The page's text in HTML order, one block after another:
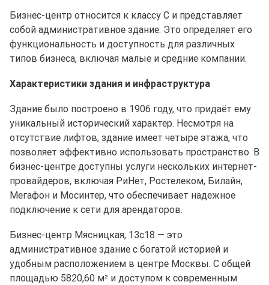
Бизнес-центр относится к классу C и представляет
собой административное здание. Это определяет его
функциональность и доступность для различных
типов бизнеса, включая малые и средние компании.
Характеристики здания и инфраструктура
Здание было построено в 1906 году, что придаёт ему
уникальный исторический характер. Несмотря на
отсутствие лифтов, здание имеет четыре этажа, что
позволяет эффективно использовать пространство. В
бизнес-центре доступны услуги нескольких интернет-
провайдеров, включая РиНет, Ростелеком, Билайн,
Мегафон и Мосинтер, что обеспечивает надежное
подключение к сети для арендаторов.
Бизнес-центр Мясницкая, 13с18 — это
административное здание с богатой историей и
удобным расположением в центре Москвы. С общей
площадью 5820,60 м² и доступом к современным